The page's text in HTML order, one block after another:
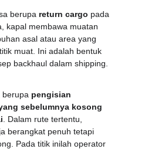
berupa return cargo pada
kapal membawa muatan
asal atau area yang
muat. Ini adalah bentuk
backhaul dalam shipping.
berupa pengisian
sebelumnya kosong
. Dalam rute tertentu,
berangkat penuh tetapi
Pada titik inilah operator